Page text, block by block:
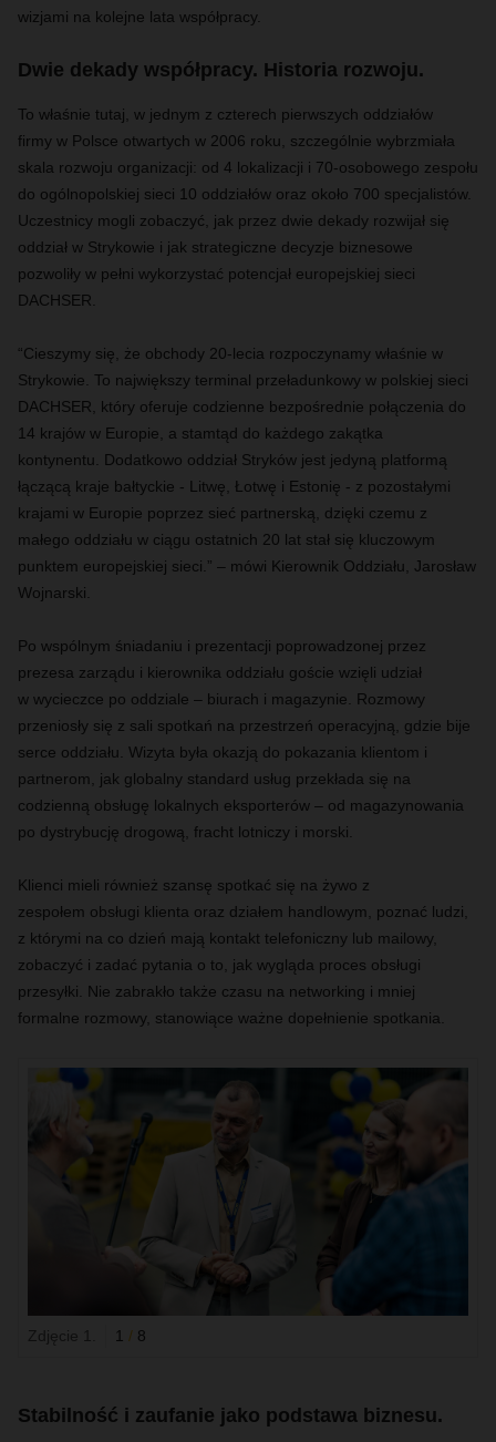
wizjami na kolejne lata współpracy.
Dwie dekady współpracy. Historia rozwoju.
To właśnie tutaj, w jednym z czterech pierwszych oddziałów
firmy w Polsce otwartych w 2006 roku, szczególnie wybrzmiała
skala rozwoju organizacji: od 4 lokalizacji i 70-osobowego zespołu
do ogólnopolskiej sieci 10 oddziałów oraz około 700 specjalistów.
Uczestnicy mogli zobaczyć, jak przez dwie dekady rozwijał się
oddział w Strykowie i jak strategiczne decyzje biznesowe
pozwoliły w pełni wykorzystać potencjał europejskiej sieci
DACHSER.
“Cieszymy się, że obchody 20-lecia rozpoczynamy właśnie w
Strykowie. To największy terminal przeładunkowy w polskiej sieci
DACHSER, który oferuje codzienne bezpośrednie połączenia do
14 krajów w Europie, a stamtąd do każdego zakątka
kontynentu. Dodatkowo oddział Stryków jest jedyną platformą
łączącą kraje bałtyckie - Litwę, Łotwę i Estonię - z pozostałymi
krajami w Europie poprzez sieć partnerską, dzięki czemu z
małego oddziału w ciągu ostatnich 20 lat stał się kluczowym
punktem europejskiej sieci.” – mówi Kierownik Oddziału, Jarosław
Wojnarski.
Po wspólnym śniadaniu i prezentacji poprowadzonej przez
prezesa zarządu i kierownika oddziału goście wzięli udział
w wycieczce po oddziale – biurach i magazynie. Rozmowy
przeniosły się z sali spotkań na przestrzeń operacyjną, gdzie bije
serce oddziału. Wizyta była okazją do pokazania klientom i
partnerom, jak globalny standard usług przekłada się na
codzienną obsługę lokalnych eksporterów – od magazynowania
po dystrybucję drogową, fracht lotniczy i morski.
Klienci mieli również szansę spotkać się na żywo z
zespołem obsługi klienta oraz działem handlowym, poznać ludzi,
z którymi na co dzień mają kontakt telefoniczny lub mailowy,
zobaczyć i zadać pytania o to, jak wygląda proces obsługi
przesyłki. Nie zabrakło także czasu na networking i mniej
formalne rozmowy, stanowiące ważne dopełnienie spotkania.
Zdjęcie 1. 1 / 8
Stabilność i zaufanie jako podstawa biznesu.